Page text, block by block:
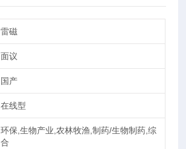
雷磁
面议
国产
在线型
环保,生物产业,农林牧渔,制药/生物制药,综
合